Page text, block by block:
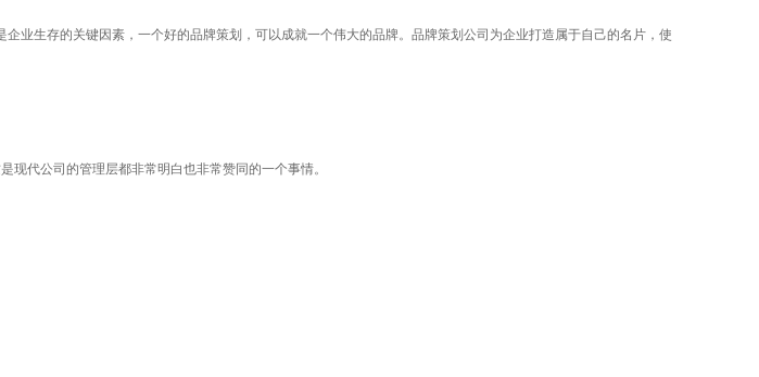
业生存的关键因素，一个好的品牌策划，可以成就一个伟大的品牌。品牌策划公司为企业打造属于自己的名片，使
代公司的管理层都非常明白也非常赞同的一个事情。